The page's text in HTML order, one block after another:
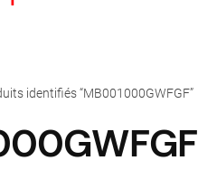
identifiés “MB001000GWFGF”